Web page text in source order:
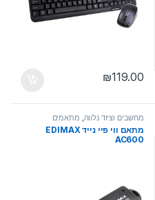
₪119.00
מחשבים וציוד נלווה מתאמים
מתאם ווי פיי נייד EDIMAX
AC600